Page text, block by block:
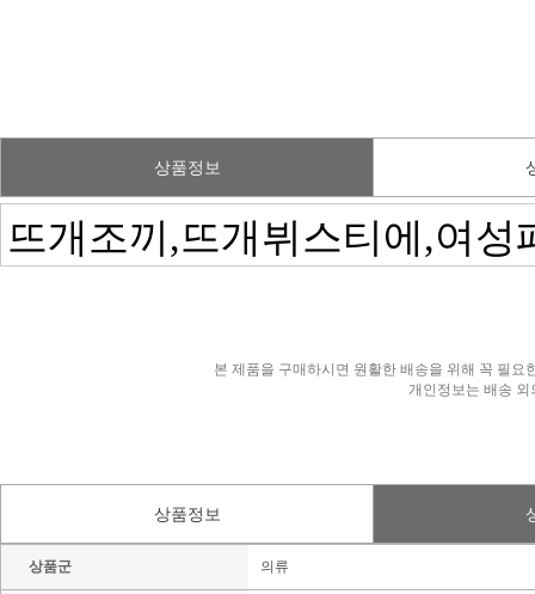
상품정보
본 제품을 구매하시면 원활한 배송을 위해 꼭 필
개인정보는 배송
상품정보
상품군 의류